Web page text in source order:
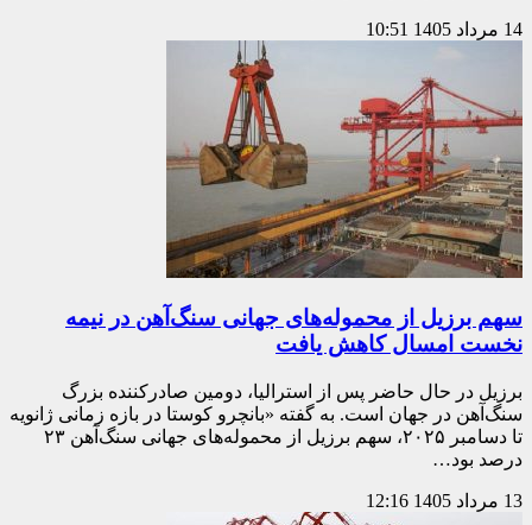
14 مرداد 1405 10:51
سهم برزیل از محموله‌های جهانی سنگ‌آهن در نیمه
نخست امسال کاهش یافت
برزیل در حال حاضر پس از استرالیا، دومین صادرکننده بزرگ
سنگ‌آهن در جهان است. به گفته «بانچرو کوستا در بازه زمانی ژانویه
تا دسامبر ۲۰۲۵، سهم برزیل از محموله‌های جهانی سنگ‌آهن ۲۳
درصد بود…
13 مرداد 1405 12:16